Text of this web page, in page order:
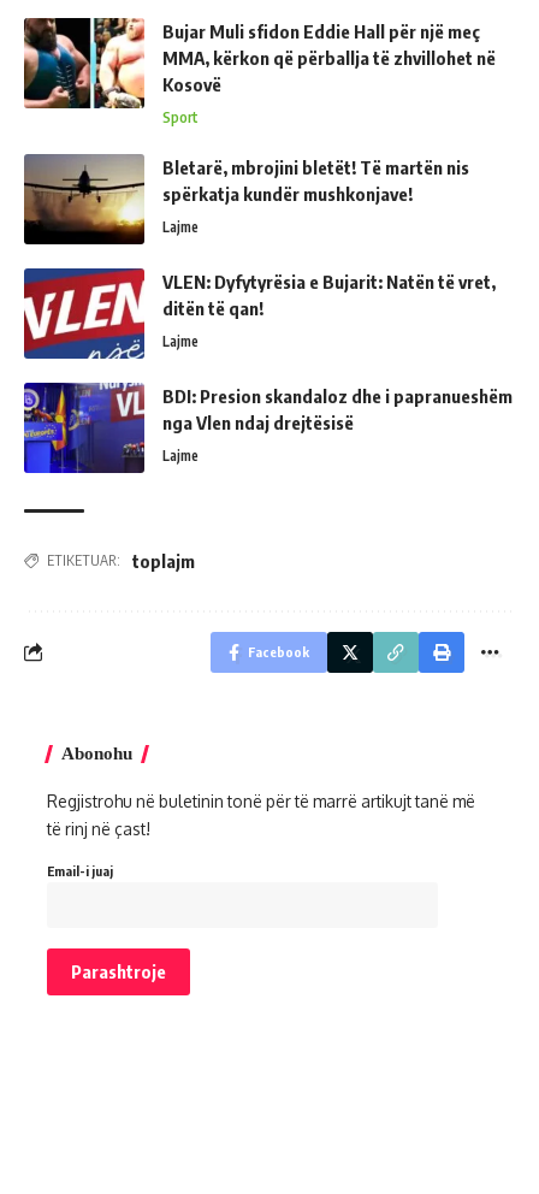
Bujar Muli sfidon Eddie Hall për një meç
MMA, kërkon që përballja të zhvillohet në
Kosovë
Sport
Bletarë, mbrojini bletët! Të martën nis
spërkatja kundër mushkonjave!
Lajme
VLEN: Dyfytyrësia e Bujarit: Natën të vret,
ditën të qan!
Lajme
BDI: Presion skandaloz dhe i papranueshëm
nga Vlen ndaj drejtësisë
Lajme
ETIKETUAR: toplajm
Facebook
Abonohu
Regjistrohu në buletinin tonë për të marrë artikujt tanë më
të rinj në çast!
Email-i juaj